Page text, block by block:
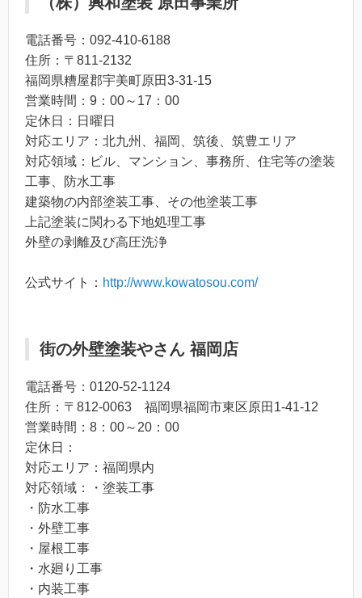
電話番号：092-410-6188
住所：〒811-2132
福岡県糟屋郡宇美町原田3-31-15
営業時間：9：00～17：00
定休日：日曜日
対応エリア：北九州、福岡、筑後、筑豊エリア
対応領域：ビル、マンション、事務所、住宅等の塗装
工事、防水工事
建築物の内部塗装工事、その他塗装工事
上記塗装に関わる下地処理工事
外壁の剥離及び高圧洗浄
公式サイト： http://www.kowatosou.com/
街の外壁塗装やさん 福岡店
電話番号：0120-52-1124
住所：〒812-0063 福岡県福岡市東区原田1-41-12
営業時間：8：00～20：00
定休日：
対応エリア：福岡県内
対応領域：・塗装工事
・防水工事
・外壁工事
・屋根工事
・水廻り工事
・内装工事